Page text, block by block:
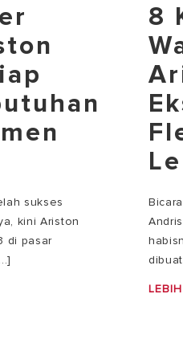
sukses
kini Ariston
di pasar
8